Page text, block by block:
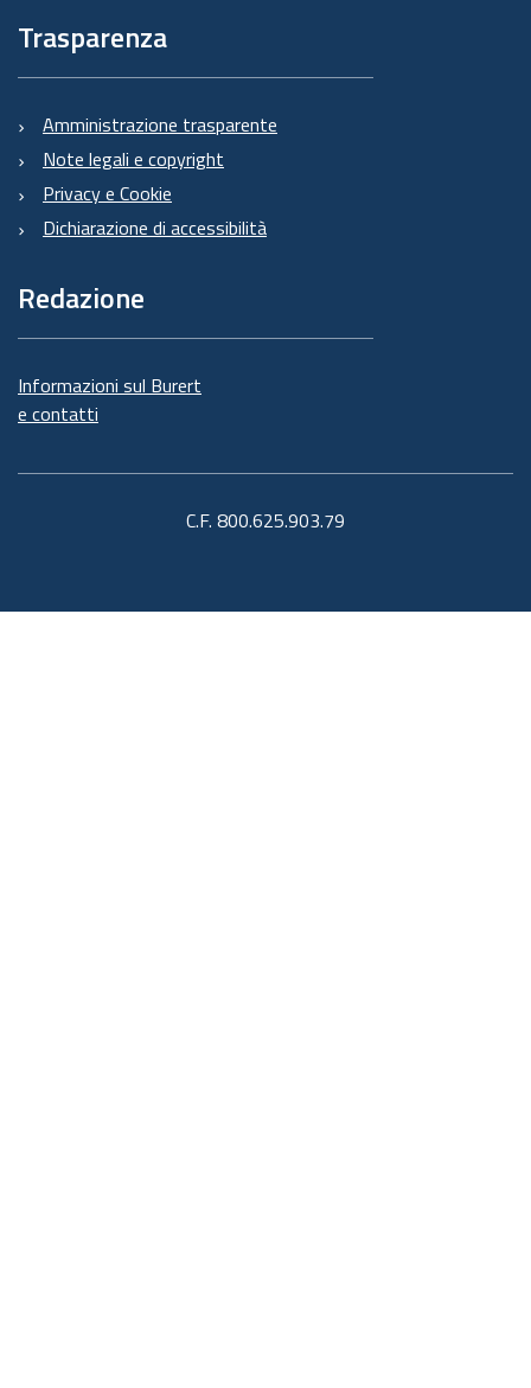
Trasparenza
Amministrazione trasparente
Note legali e copyright
Privacy e Cookie
Dichiarazione di accessibilità
Redazione
Informazioni sul Burert
e contatti
C.F. 800.625.903.79